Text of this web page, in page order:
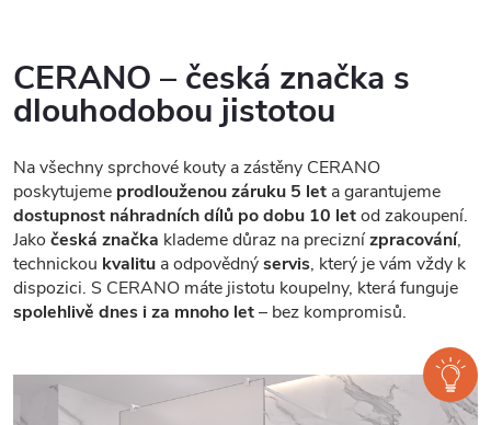
CERANO – česká značka s
dlouhodobou jistotou
Na všechny sprchové kouty a zástěny CERANO
poskytujeme prodlouženou záruku 5 let a garantujeme
dostupnost náhradních dílů po dobu 10 letod zakoupení.
Jako česká značka klademe důraz na preciznízpracování,
technickou kvalitu a odpovědnýservis, který je vám vždy k
dispozici. S CERANO máte jistotu koupelny, která funguje
spolehlivě dnes i za mnoho let– bez kompromisů.